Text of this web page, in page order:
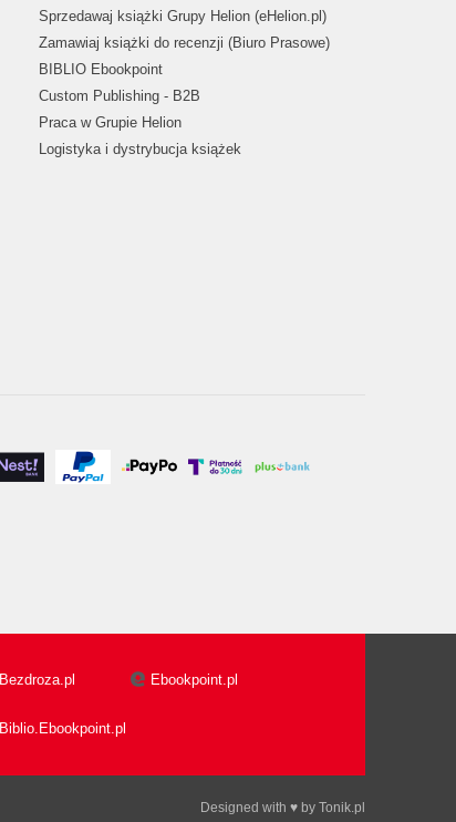
Sprzedawaj książki Grupy Helion (eHelion.pl)
Zamawiaj książki do recenzji (Biuro Prasowe)
BIBLIO Ebookpoint
Custom Publishing - B2B
Praca w Grupie Helion
Logistyka i dystrybucja książek
Bezdroza.pl Ebookpoint.pl
Biblio.Ebookpoint.pl
Designed with ♥ by Tonik.pl